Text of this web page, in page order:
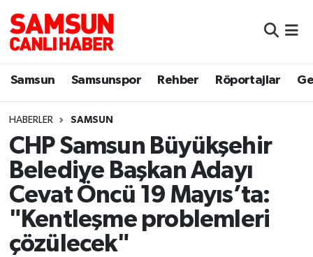
Samsun Samsunspor Rehber Röportajlar
HABERLER SAMSUN
CHP Samsun Büyükşehir
Belediye Başkan Adayı
Cevat Öncü 19 Mayıs’ta:
"Kentleşme problemleri
çözülecek"
Samsun
Sokak Röportajları
Genel
Dünya
Eğitim
Samsun Nöbetçi Eczaneler
Samsun Hava Durumu
Samsun Namaz Vakitleri
Samsun Trafik Yoğunluk Haritası
Süper Lig Puan Durumu ve Fikstür
Tüm Manşetler